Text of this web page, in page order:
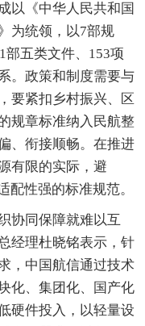
以《中华人民共和国
为统领，以7部规
部五类文件、153项
。政策和制度需要与
要紧扣乡村振兴、区
规章标准纳入民航整
、衔接顺畅。在推进
有限的实际，避
配性强的标准规范。
协同保障就难以互
经理杜晓铭表示，针
，中国航信通过技术
化、集团化、国产化
硬件投入，以轻量设